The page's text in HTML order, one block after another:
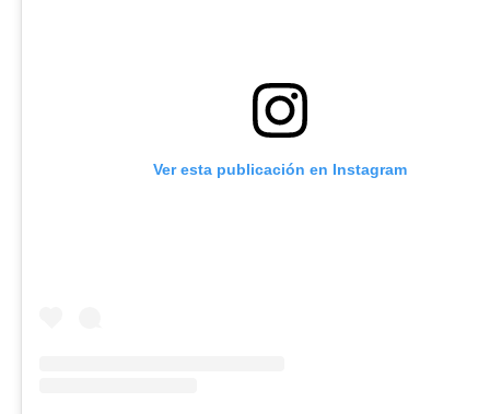
Ver esta publicación en Instagram